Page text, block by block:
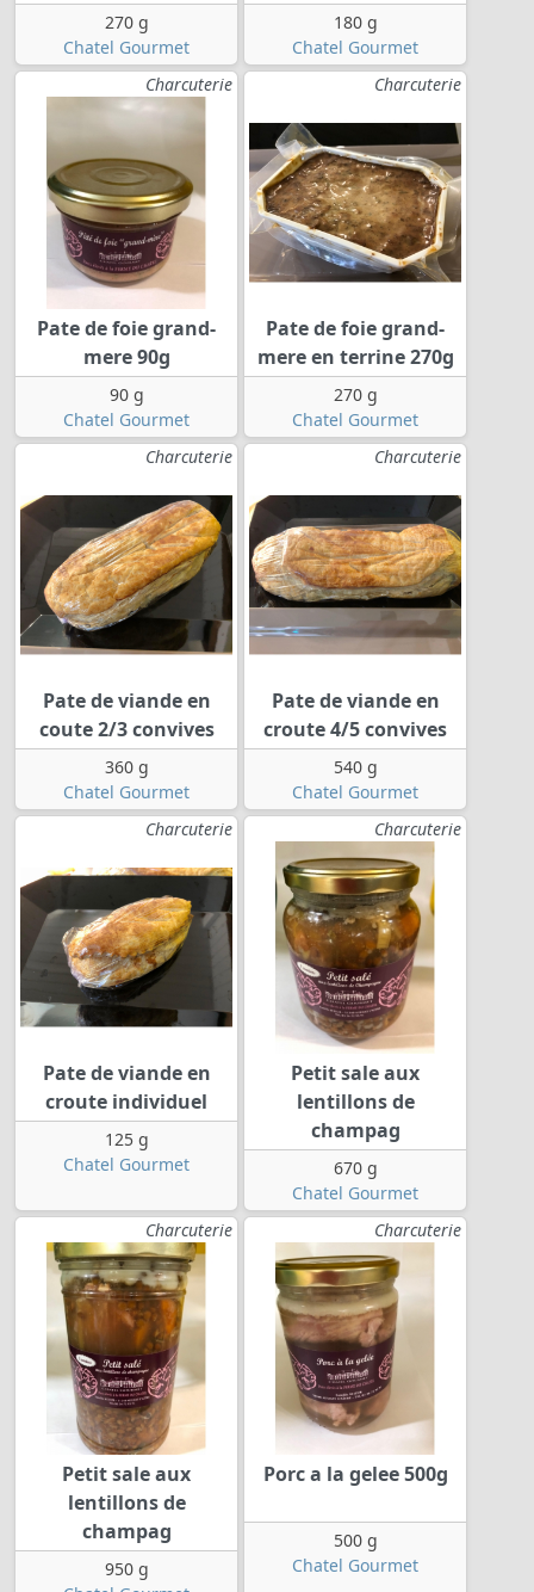
270 g
Chatel Gourmet
180 g
Chatel Gourmet
Charcuterie
Pate de foie grand-
mere 90g
90 g
Chatel Gourmet
Charcuterie
Pate de foie grand-
mere en terrine 270g
270 g
Chatel Gourmet
Charcuterie
Pate de viande en
coute 2/3 convives
360 g
Chatel Gourmet
Charcuterie
Pate de viande en
croute 4/5 convives
540 g
Chatel Gourmet
Charcuterie
Pate de viande en
croute individuel
125 g
Chatel Gourmet
Charcuterie
Petit sale aux
lentillons de
champag
670 g
Chatel Gourmet
Charcuterie
Petit sale aux
lentillons de
champag
950 g
Charcuterie
Porc a la gelee 500g
500 g
Chatel Gourmet